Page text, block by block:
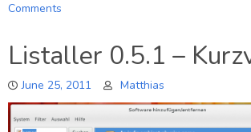
Comments
–
on
Copyright
Assignment
Listaller 0.5.1 –
June 25, 2011 Matthias